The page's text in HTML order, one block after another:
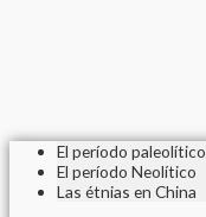
El período paleolítico
El período Neolítico
Las étnias en China